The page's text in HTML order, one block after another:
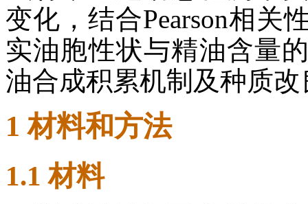
变化，结合Pearson相关
实油胞性状与精油含量
油合成积累机制及种质
1 材料和方法
1.1 材料